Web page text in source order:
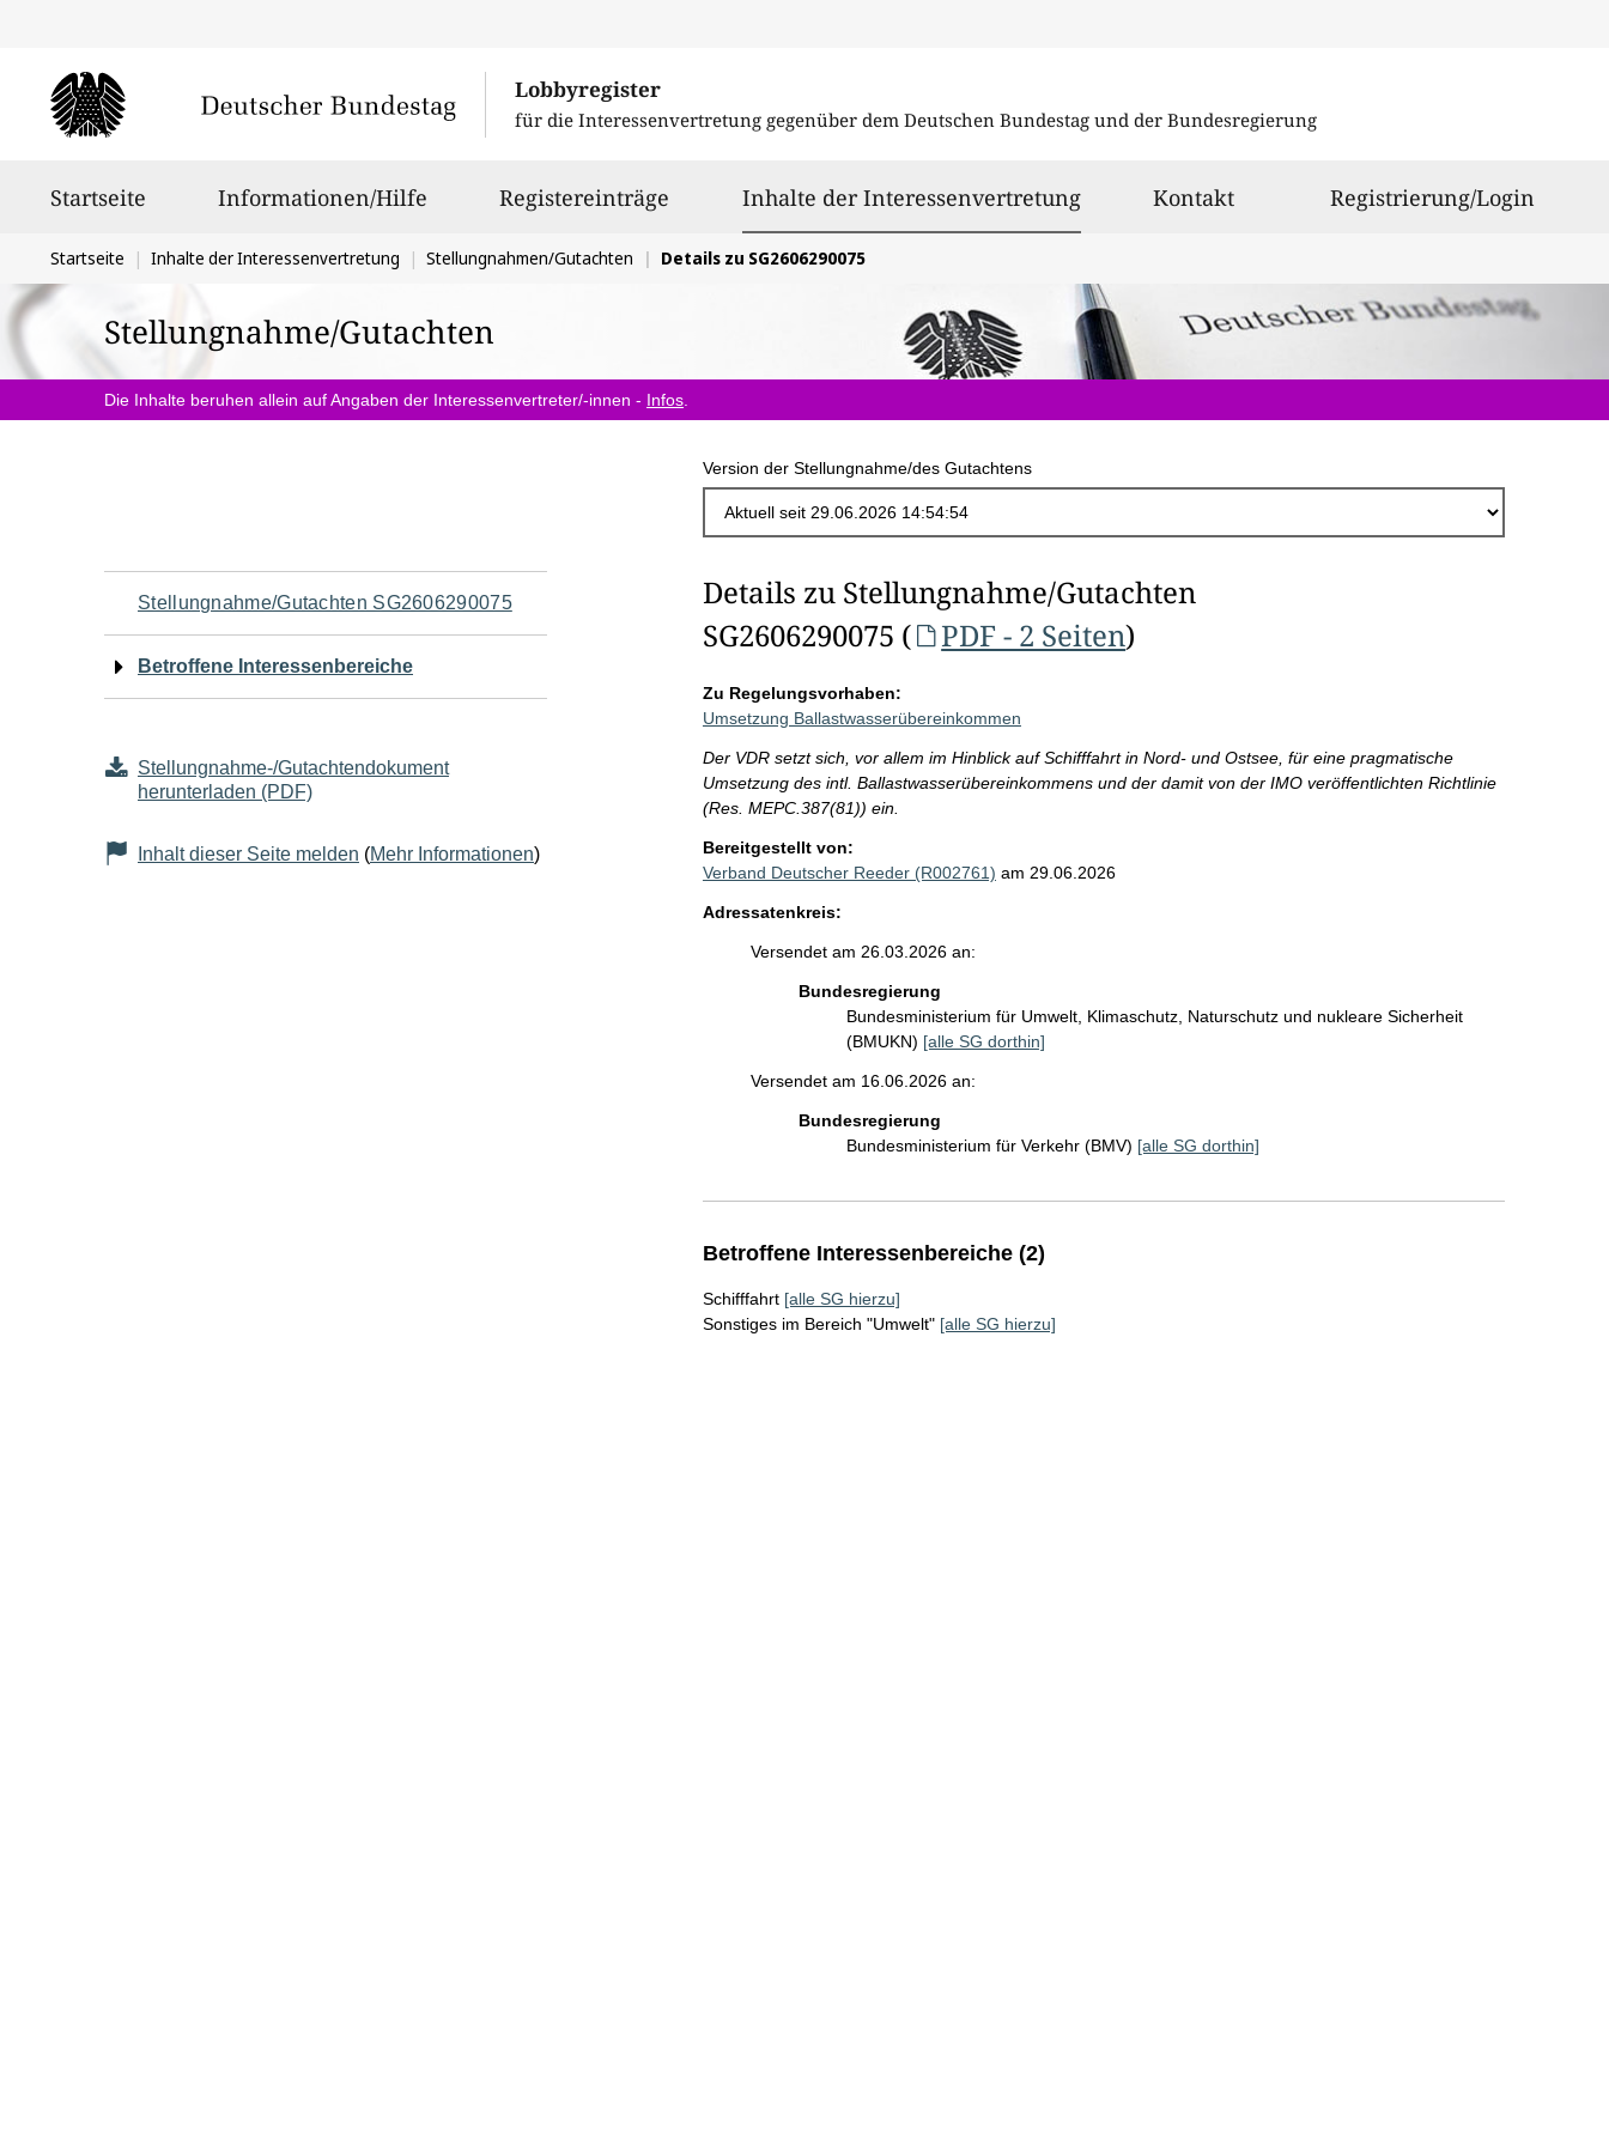
Lobbyregister
für die Interessenvertretung gegenüber dem Deutschen Bundestag und der Bundesregierung
Startseite Informationen/Hilfe Registereinträge Inhalte der Interessenvertretungausgewählt
Kontakt Registrierung/Login
Sie
befinden
sich
hier:
Startseite Inhalte der Interessenvertretung Stellungnahmen/Gutachten Details zu SG2606290075
Stellungnahme/Gutachten
Die Inhalte beruhen allein auf Angaben der Interessenvertreter/-innen - Infos
Version der Stellungnahme/des Gutachtens
Navigation
für
Seiteninhalt
Stellungnahme/Gutachten SG2606290075
Betroffene Interessenbereiche
Stellungnahme-/Gutachtendokument
herunterladen (PDF)
Inhalt dieser Seite melden (Mehr Informationen)
Details zu Stellungnahme/Gutachten
SG2606290075 (
PDF - 2 Seiten)
Zu Regelungsvorhaben:
Umsetzung Ballastwasserübereinkommen
Der VDR setzt sich, vor allem im Hinblick auf Schifffahrt in Nord- und Ostsee, für eine pragmatische
Umsetzung des intl. Ballastwasserübereinkommens und der damit von der IMO veröffentlichten Richtlinie
(Res. MEPC.387(81)) ein.
Bereitgestellt von:
Verband Deutscher Reeder (R002761) am 29.06.2026
Adressatenkreis:
Versendet am 26.03.2026 an:
Bundesregierung
Bundesministerium für Umwelt, Klimaschutz, Naturschutz und nukleare Sicherheit
(BMUKN) [alle SG dorthin]
Versendet am 16.06.2026 an:
Bundesregierung
Bundesministerium für Verkehr (BMV) [alle SG dorthin]
Betroffene Interessenbereiche (2)
Schifffahrt [alle SG hierzu]
Sonstiges im Bereich "Umwelt" [alle SG hierzu]